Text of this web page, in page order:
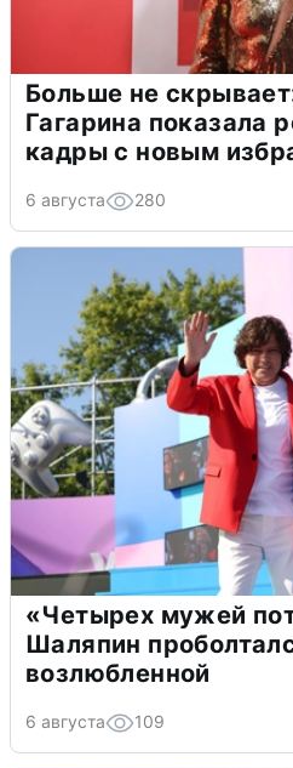
Больше не
Гагарина показала
кадры с новым
6 августа 280
«Четырех мужей
Шаляпин
возлюбленной
6 августа 109